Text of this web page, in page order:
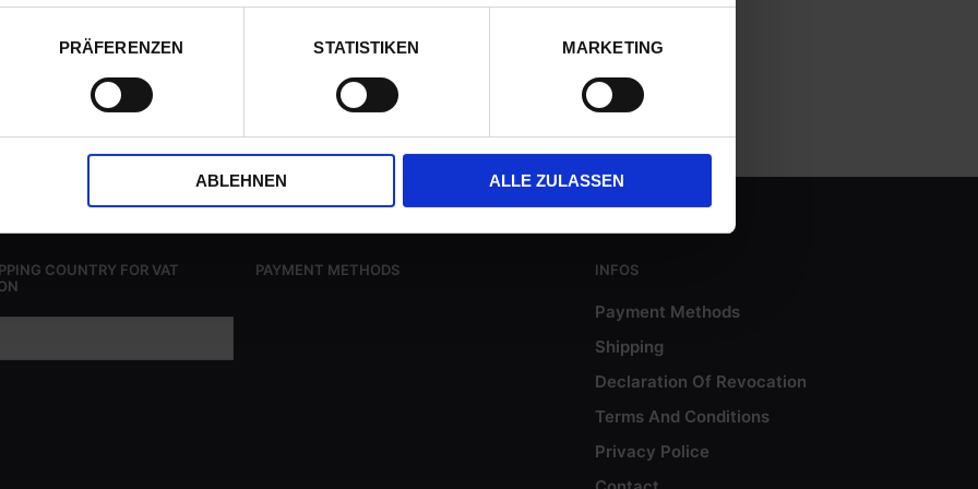
PRÄFERENZEN STATISTIKEN MARKETING
ABLEHNEN ALLE ZULASSEN
COUNTRY FOR VAT
PAYMENT METHODS INFOS
Payment Methods
Shipping
Declaration Of Revocation
Terms And Conditions
Privacy Police